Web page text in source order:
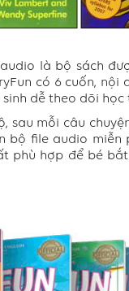
là bộ sách
có 6 cuốn,
dễ theo dõi học
mỗi câu
bộ file audio miễn
phù hợp để bé